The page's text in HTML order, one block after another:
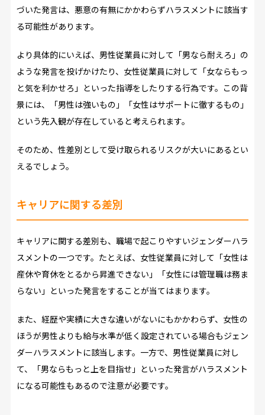
づいた発言は、悪意の有無にかかわらずハラスメントに該当す
る可能性があります。
より具体的にいえば、男性従業員に対して「男なら耐えろ」の
ような発言を投げかけたり、女性従業員に対して「女ならもっ
と気を利かせろ」といった指導をしたりする行為です。この背
景には、「男性は強いもの」「女性はサポートに徹するもの」
という先入観が存在していると考えられます。
そのため、性差別として受け取られるリスクが大いにあるとい
えるでしょう。
キャリアに関する差別
キャリアに関する差別も、職場で起こりやすいジェンダーハラ
スメントの一つです。たとえば、女性従業員に対して「女性は
産休や育休をとるから昇進できない」「女性には管理職は務ま
らない」といった発言をすることが当てはまります。
また、経歴や実績に大きな違いがないにもかかわらず、女性の
ほうが男性よりも給与水準が低く設定されている場合もジェン
ダーハラスメントに該当します。一方で、男性従業員に対し
て、「男ならもっと上を目指せ」といった発言がハラスメント
になる可能性もあるので注意が必要です。